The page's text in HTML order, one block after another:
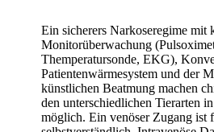
Ein sicherers Narkoseregime mit
Monitorüberwachung
Themperatursonde, EKG),
Patientenwärmesystem und der
künstlichen Beatmung machen
den unterschiedlichen Tierarten
möglich. Ein venöser Zugang ist